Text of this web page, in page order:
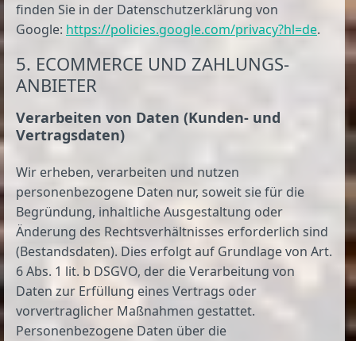
finden Sie in der Datenschutzerklärung von
Google: https://policies.google.com/privacy?hl=de.
5. ECOMMERCE UND ZAHLUNGS­
ANBIETER
Verarbeiten von Daten (Kunden- und
Vertragsdaten)
Wir erheben, verarbeiten und nutzen
personenbezogene Daten nur, soweit sie für die
Begründung, inhaltliche Ausgestaltung oder
Änderung des Rechtsverhältnisses erforderlich sind
(Bestandsdaten). Dies erfolgt auf Grundlage von Art.
6 Abs. 1 lit. b DSGVO, der die Verarbeitung von
Daten zur Erfüllung eines Vertrags oder
vorvertraglicher Maßnahmen gestattet.
Personenbezogene Daten über die